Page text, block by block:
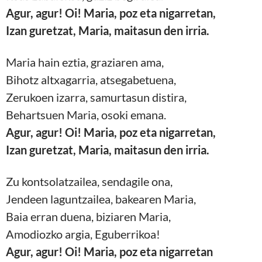
Agur, agur! Oi! Maria, poz eta nigarretan,
Izan guretzat, Maria, maitasun den irria.
Maria hain eztia, graziaren ama,
Bihotz altxagarria, atsegabetuena,
Zerukoen izarra, samurtasun distira,
Behartsuen Maria, osoki emana.
Agur, agur! Oi! Maria, poz eta nigarretan,
Izan guretzat, Maria, maitasun den irria.
Zu kontsolatzailea, sendagile ona,
Jendeen laguntzailea, bakearen Maria,
Baia erran duena, biziaren Maria,
Amodiozko argia, Eguberrikoa!
Agur, agur! Oi! Maria, poz eta nigarretan